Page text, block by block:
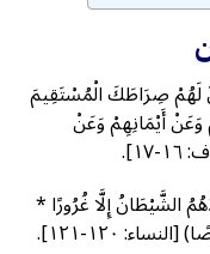
لَهُمْ صِرَاطَكَ الْمُسْتَقِيمَ
أَيْمَانِهِمْ وَعَنْ
الشَّيْطَانُ إِلَّا غُرُورًا *
١٢٠-١٢١].